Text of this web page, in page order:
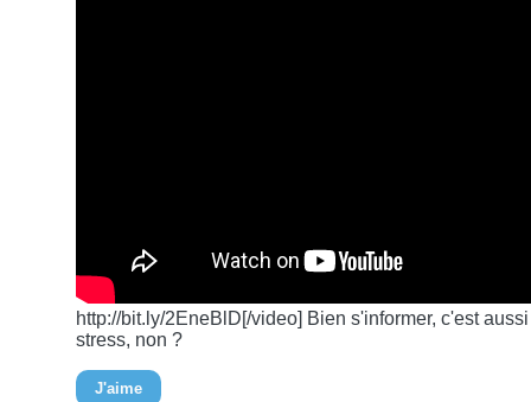
http://bit.ly/2EneBlD[/video] Bien s'informer, c'est
stress, non ?
J'aime